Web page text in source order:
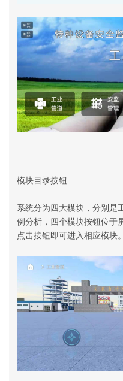
模块目录按钮
系统分为四大模块，分别是
例分析，四个模块按钮位于
点击按钮即可进入相应模块。